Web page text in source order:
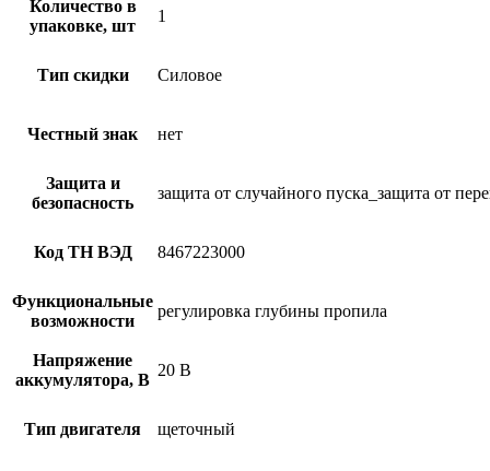
Количество в
упаковке, шт
1
Тип скидки Силовое
Честный знак нет
Защита и
безопасность
защита от случайного пуска_защита от
Код ТН ВЭД 8467223000
Функциональные
возможности
регулировка глубины пропила
Напряжение
аккумулятора, В
20 В
Тип двигателя щеточный